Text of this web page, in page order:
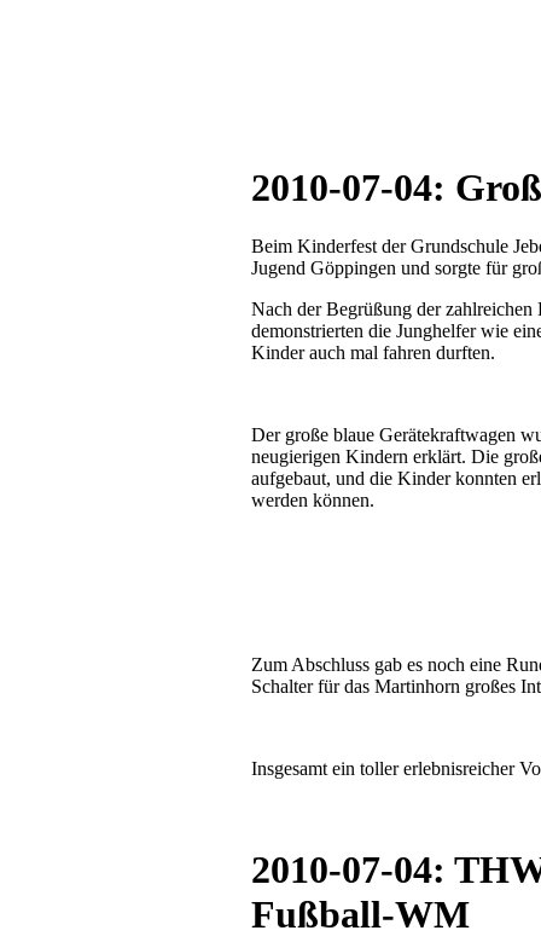
2010-07-04:
Beim Kinderfest der Grundschule
Jugend Göppingen und sorgte für
Nach der Begrüßung der
demonstrierten die Junghelfer wie
Kinder auch mal fahren durften.
Der große blaue Gerätekraftwagen
neugierigen Kindern erklärt. Die
aufgebaut, und die Kinder konnten
werden können.
Zum Abschluss gab es noch eine
Schalter für das Martinhorn großes
Insgesamt ein toller erlebnisreicher
2010-07-04:
Fußball-WM